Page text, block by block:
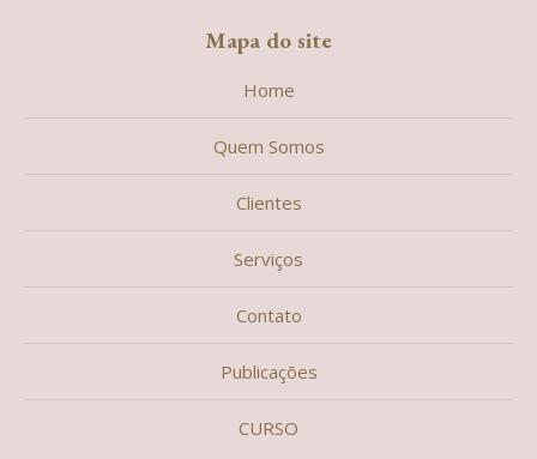
Mapa do site
Home
Quem Somos
Clientes
Serviços
Contato
Publicações
CURSO